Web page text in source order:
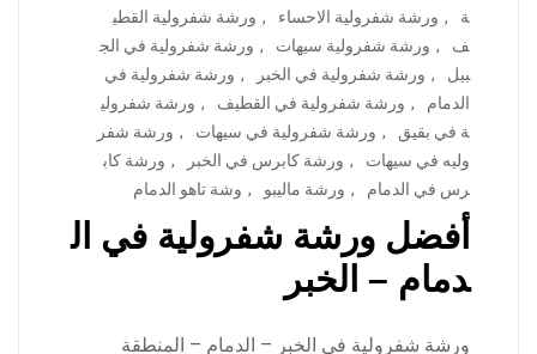
ة
, ورشة شفرولية الاحساء , ورشة شفرولية القطي
ف
, ورشة شفرولية سيهات , ورشة شفرولية في الج
بيل
, ورشة شفرولية في الخبر , ورشة شفرولية في
الدمام
, ورشة شفرولية في القطيف , ورشة شفرولي
ة في بقيق
, ورشة شفرولية في سيهات , ورشة شفر
وليه في سيهات
, ورشة كابرس في الخبر , ورشة كاب
رس في الدمام
, ورشة ماليبو , وشة تاهو الدمام
أفضل ورشة شفرولية في ال
دمام – الخبر
ورشة شفرولية في الخبر – الدمام – المنطقة